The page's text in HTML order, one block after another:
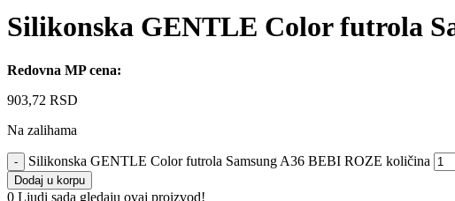
Silikonska GENTLE Color futrola
Redovna MP cena:
903,72 RSD
Na zalihama
Silikonska GENTLE Color futrola Samsung A36 BEBI ROZE količina
Dodaj u korpu
0 Ljudi sada gledaju ovaj proizvod!